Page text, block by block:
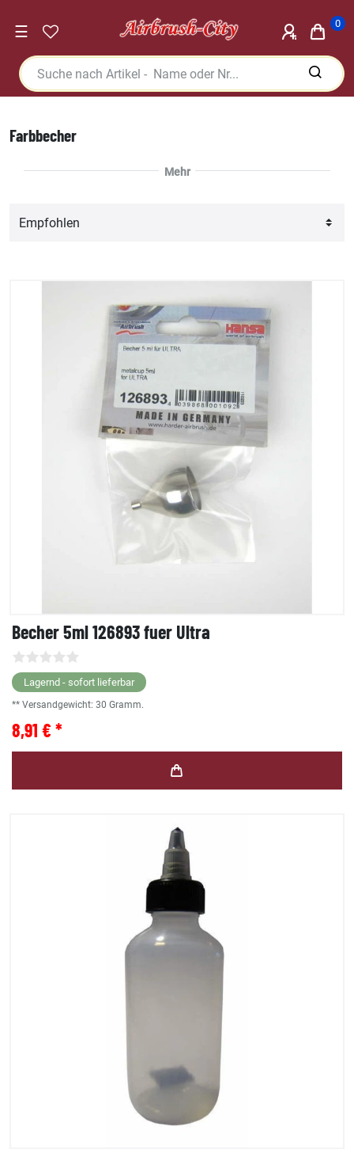
☰ 0
Farbbecher
Becher 5ml 126893 fuer Ultra
Lagernd - sofort lieferbar
** Versandgewicht: 30 Gramm.
8,91 € *